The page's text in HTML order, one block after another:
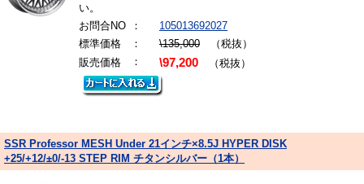
い。
お問合NO
：
105013692027
標準価格
： \135,000 （税抜）
販売価格
： \97,200 （税抜）
SSR Professor MESH Under 21インチ×8.5J HYPER DISK
+25/+12/±0/-13 STEP RIM チタンシルバー（1本）